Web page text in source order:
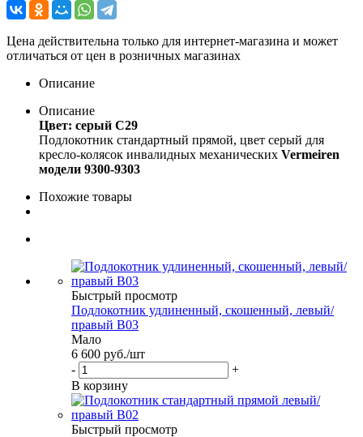
Цена действительна только для интернет-магазина и может
отличаться от цен в розничных магазинах
Описание
Описание
Цвет: серый С29
Подлокотник стандартный прямой, цвет серый для
кресло-колясок инвалидных механических Vermeiren
модели 9300-9303
Похожие товары
Быстрый просмотр
Подлокотник удлиненный, скошенный, левый/
правый B03
Мало
6 600 руб./шт
-
+
В корзину
Быстрый просмотр